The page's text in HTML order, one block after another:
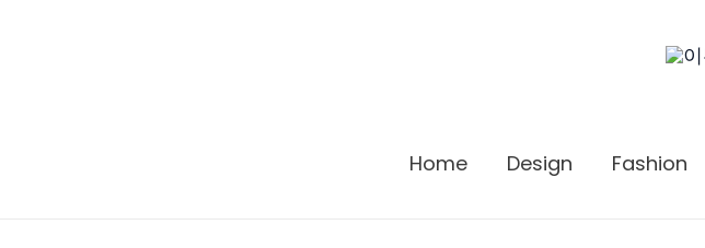
Home Design Fashion